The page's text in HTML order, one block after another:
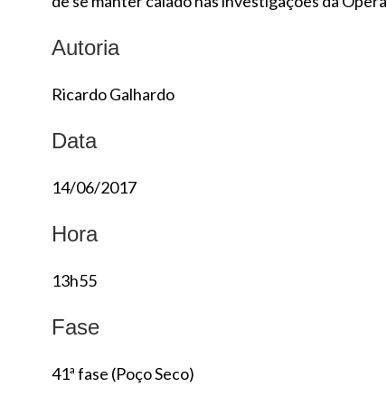
Autoria
Ricardo Galhardo
Data
14/06/2017
Hora
13h55
Fase
41ª fase (Poço Seco)